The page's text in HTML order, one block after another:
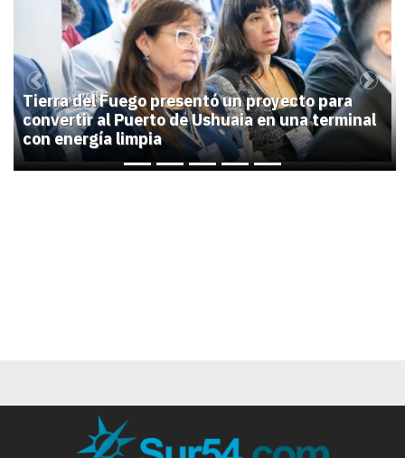
1
Tierra del Fuego presentó un proyecto para
convertir al Puerto de Ushuaia en una terminal
con energía limpia
Previous Next